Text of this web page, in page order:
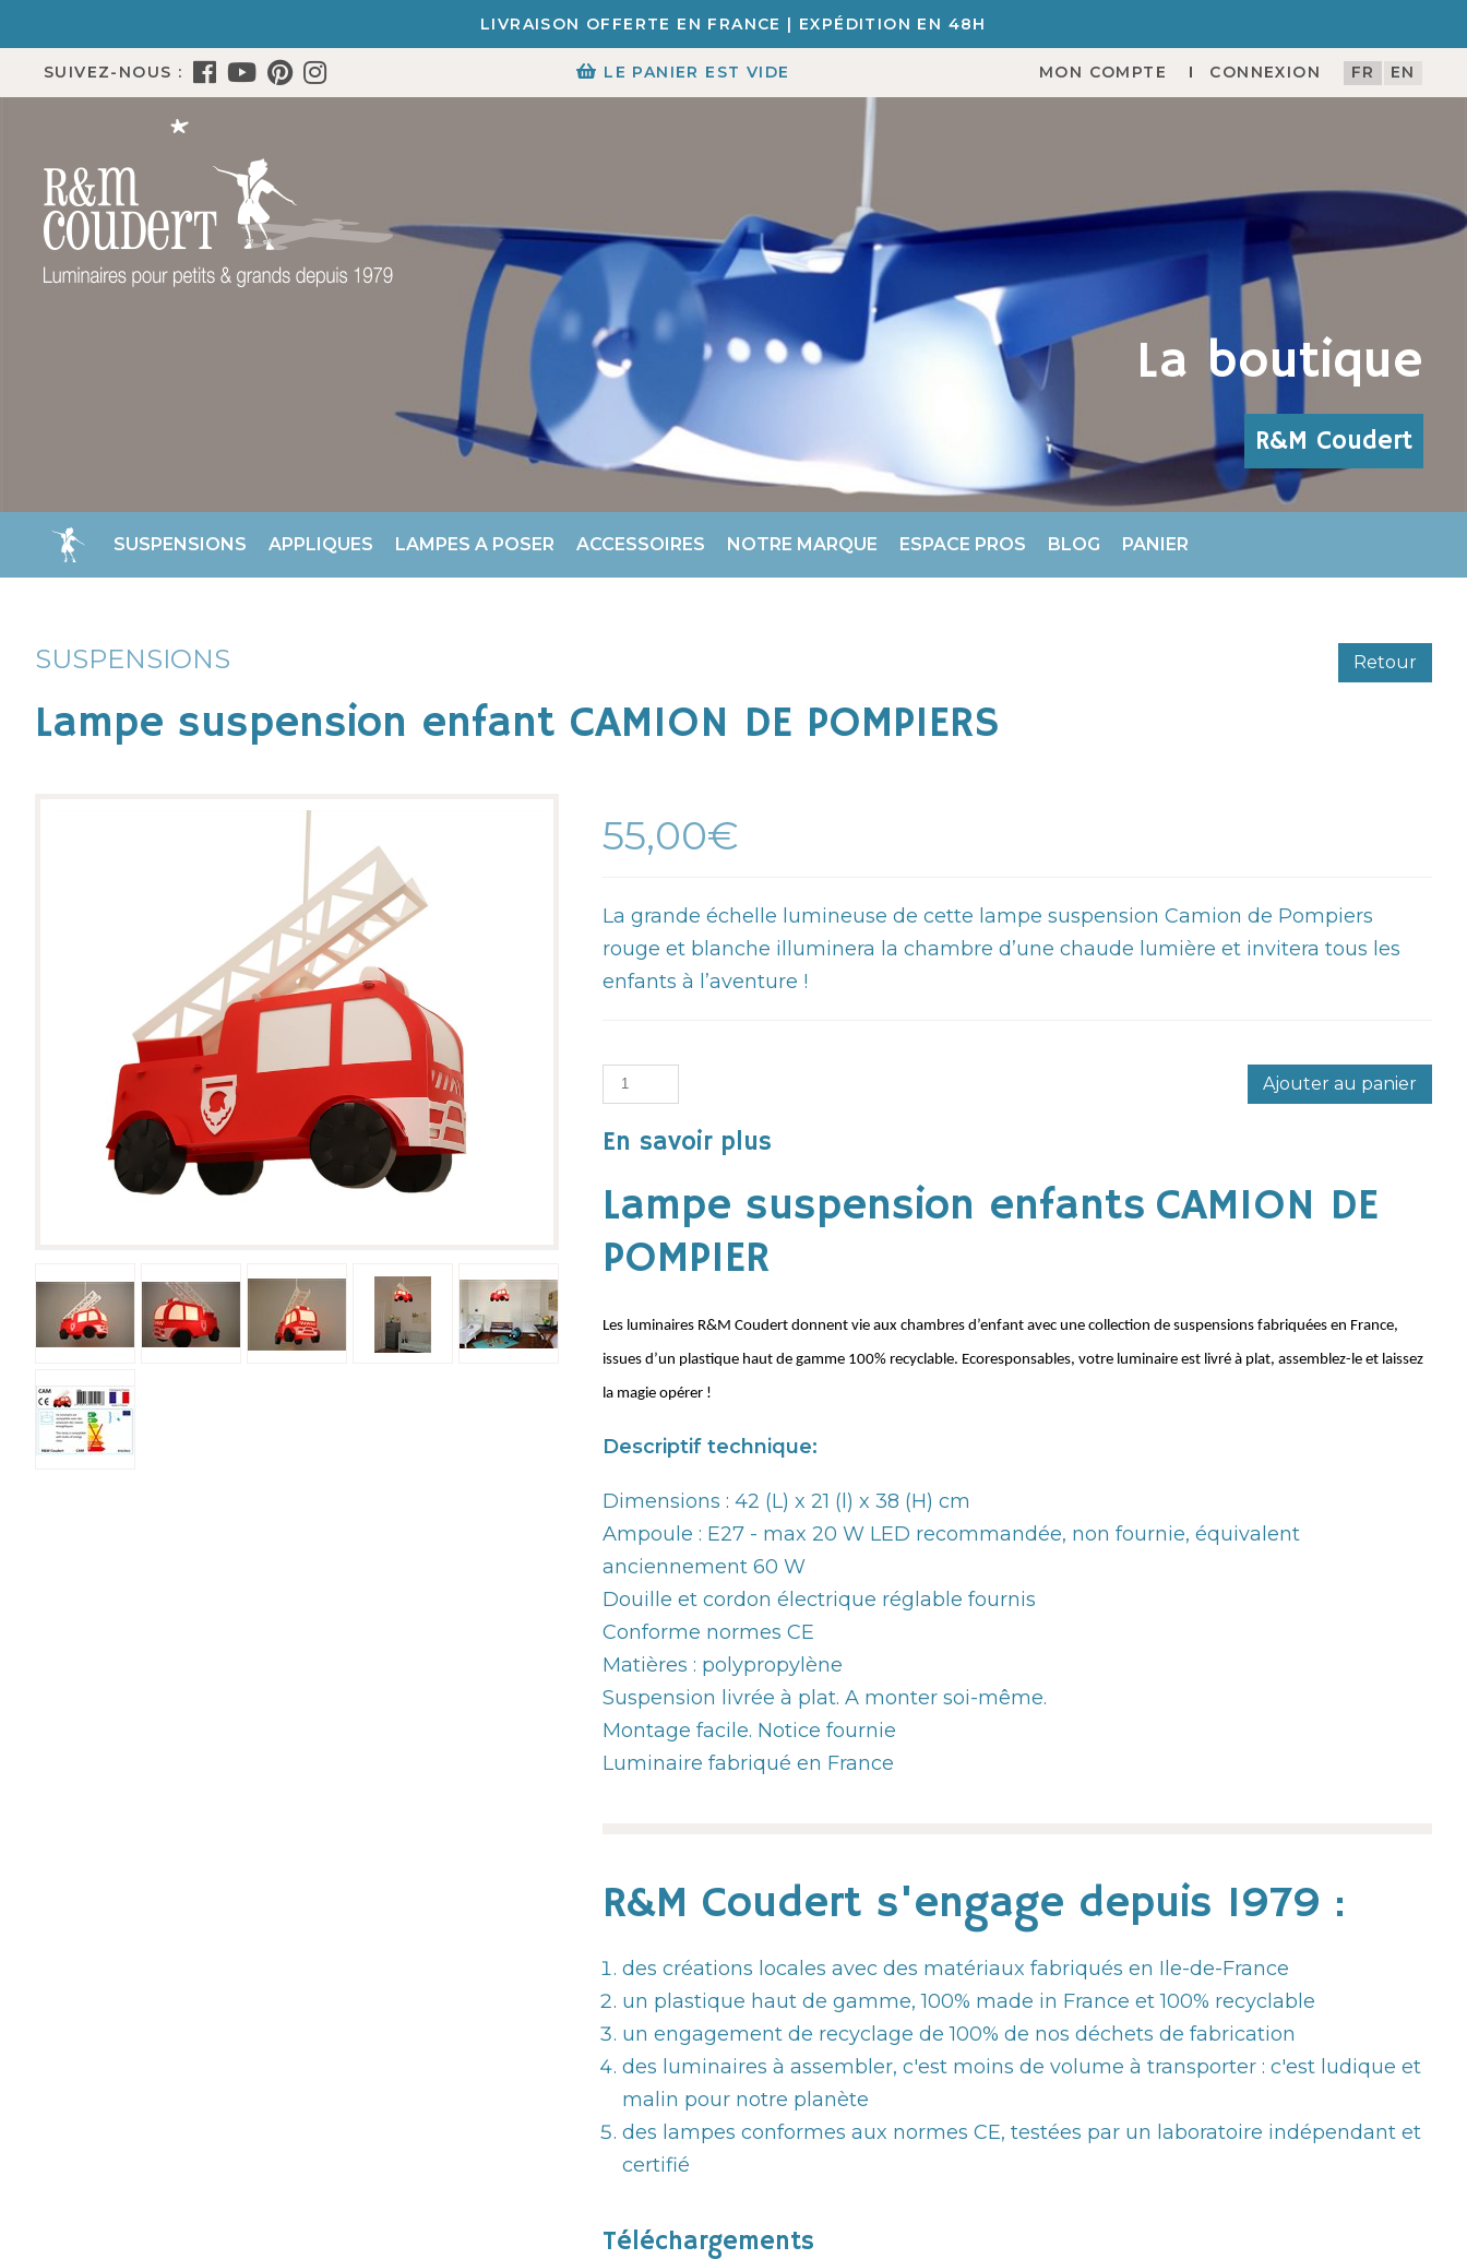
LIVRAISON OFFERTE EN FRANCE | EXPÉDITION EN 48H
SUIVEZ-NOUS : LE PANIER EST VIDE MON COMPTE CONNEXION FR EN
La boutique
R&M Coudert
SUSPENSIONS APPLIQUES LAMPES A POSER ACCESSOIRES NOTRE MARQUE ESPACE PROS BLOG PANIER
Retour
SUSPENSIONS
Lampe suspension enfant CAMION DE POMPIERS
55,00€
La grande échelle lumineuse de cette lampe suspension Camion de Pompiers
rouge et blanche illuminera la chambre d’une chaude lumière et invitera tous les
enfants à l’aventure !
Ajouter au panier
En savoir plus
Lampe suspension enfants CAMION DE
POMPIER
Les luminaires R&M Coudert donnent vie aux chambres d’enfant avec une collection de suspensions fabriquées en France,
issues d’un plastique haut de gamme 100% recyclable. Ecoresponsables, votre luminaire est livré à plat, assemblez-le et laissez
la magie opérer !
Descriptif technique:
Dimensions : 42 (L) x 21 (l) x 38 (H) cm
Ampoule : E27 - max 20 W LED recommandée, non fournie, équivalent
anciennement 60 W
Douille et cordon électrique réglable fournis
Conforme normes CE
Matières : polypropylène
Suspension livrée à plat. A monter soi-même.
Montage facile. Notice fournie
Luminaire fabriqué en France
R&M Coudert s'engage depuis 1979 :
des créations locales avec des matériaux fabriqués en Ile-de-France
un plastique haut de gamme, 100% made in France et 100% recyclable
un engagement de recyclage de 100% de nos déchets de fabrication
des luminaires à assembler, c'est moins de volume à transporter : c'est ludique et
malin pour notre planète
des lampes conformes aux normes CE, testées par un laboratoire indépendant et
certifié
Téléchargements